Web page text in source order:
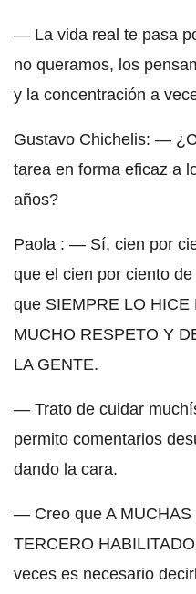
— La vida real te pasa
no queramos, los
y la concentración a
Gustavo Chichelis: —
tarea en forma eficaz a
años?
Paola : — Sí, cien por
que el cien por ciento
que SIEMPRE LO
MUCHO RESPETO Y
LA GENTE.
— Trato de cuidar
permito comentarios
dando la cara.
— Creo que A MUCHAS
TERCERO
veces es necesario